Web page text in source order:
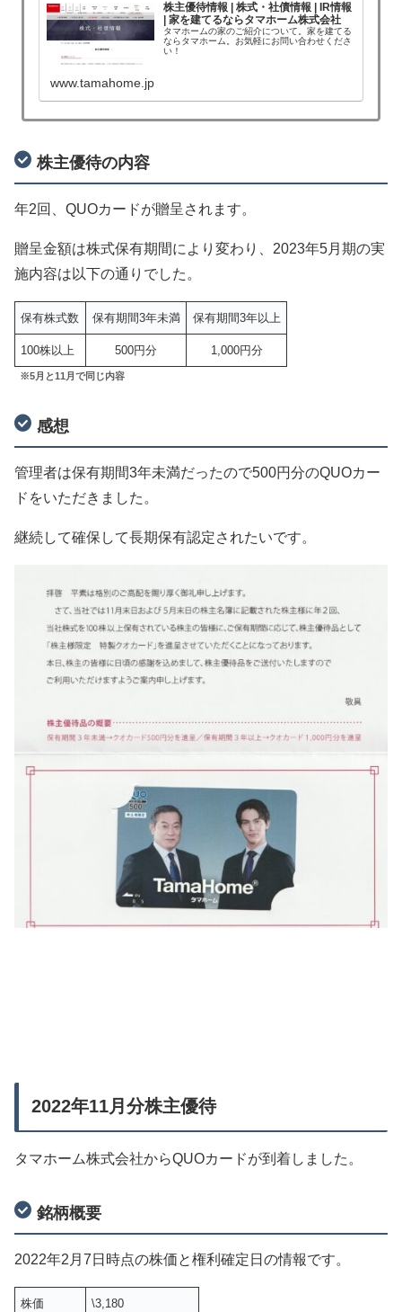
株主優待情報 | 株式・社債情報 | IR情報
| 家を建てるならタマホーム株式会社
タマホームの家のご紹介について。家を建てる
ならタマホーム。お気軽にお問い合わせくださ
い！
www.tamahome.jp
株主優待の内容
年2回、QUOカードが贈呈されます。
贈呈金額は株式保有期間により変わり、2023年5月期の実
施内容は以下の通りでした。
保有株式数 保有期間3年未満 保有期間3年以上
100株以上 500円分 1,000円分
※5月と11月で同じ内容
感想
管理者は保有期間3年未満だったので500円分のQUOカー
ドをいただきました。
継続して確保して長期保有認定されたいです。
2022年11月分株主優待
タマホーム株式会社からQUOカードが到着しました。
銘柄概要
2022年2月7日時点の株価と権利確定日の情報です。
株価 \3,180